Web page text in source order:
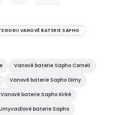
VANOVÉ BATERIE SAPHO
Vanové baterie Sapho Corneli
Vanové baterie Sapho Dimy
Vanové baterie Sapho Kirké
baterie Sapho